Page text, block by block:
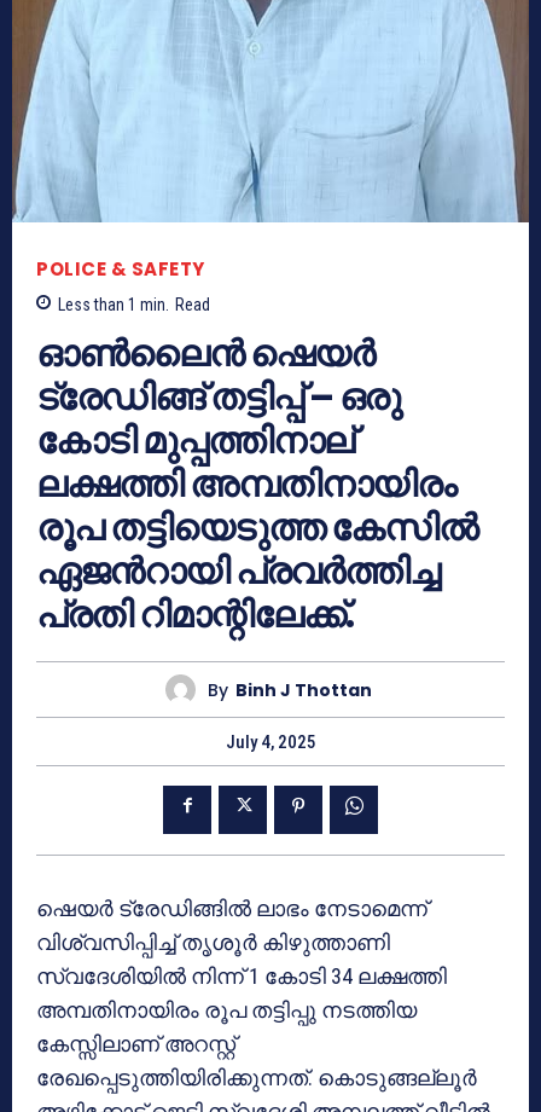
POLICE & SAFETY
Less than 1 min. Read
ഓൺലൈൻ ഷെയർ
ട്രേഡിങ്ങ് തട്ടിപ്പ് – ഒരു
കോടി മുപ്പത്തിനാല്
ലക്ഷത്തി അമ്പതിനായിരം
രൂപ തട്ടിയെടുത്ത കേസിൽ
ഏജൻറായി പ്രവർത്തിച്ച
പ്രതി റിമാന്റിലേക്ക്.
By Binh J Thottan
July 4, 2025
ഷെയർ ട്രേഡിങ്ങിൽ ലാഭം നേടാമെന്ന്
വിശ്വസിപ്പിച്ച് തൃശൂർ കിഴുത്താണി
സ്വദേശിയിൽ നിന്ന് 1 കോടി 34 ലക്ഷത്തി
അമ്പതിനായിരം രൂപ തട്ടിപ്പു നടത്തിയ
കേസ്സിലാണ് അറസ്റ്റ്
രേഖപ്പെടുത്തിയിരിക്കുന്നത്. കൊടുങ്ങല്ലൂർ